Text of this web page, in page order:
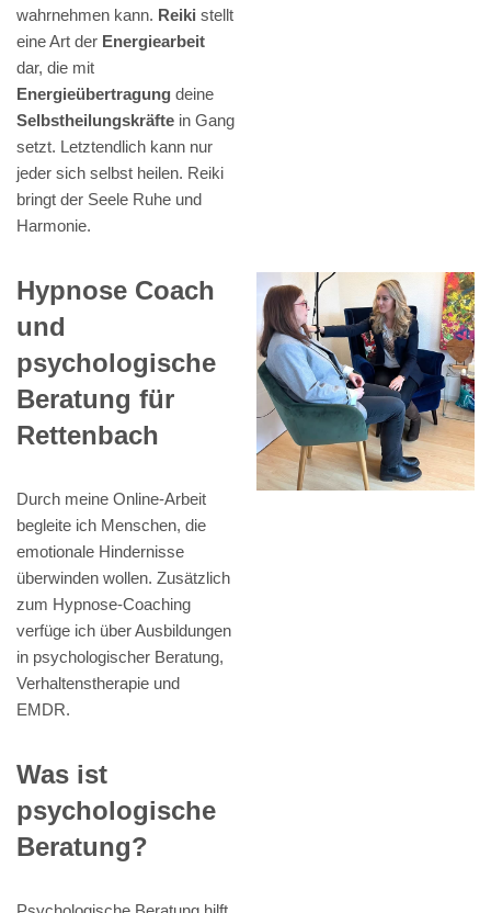
wahrnehmen kann. Reiki stellt
eine Art der Energiearbeit
dar, die mit
Energieübertragung deine
Selbstheilungskräfte in Gang
setzt. Letztendlich kann nur
jeder sich selbst heilen. Reiki
bringt der Seele Ruhe und
Harmonie.
Hypnose Coach
und
psychologische
Beratung für
Rettenbach
Durch meine Online-Arbeit
begleite ich Menschen, die
emotionale Hindernisse
überwinden wollen. Zusätzlich
zum Hypnose-Coaching
verfüge ich über Ausbildungen
in psychologischer Beratung,
Verhaltenstherapie und
EMDR.
Was ist
psychologische
Beratung?